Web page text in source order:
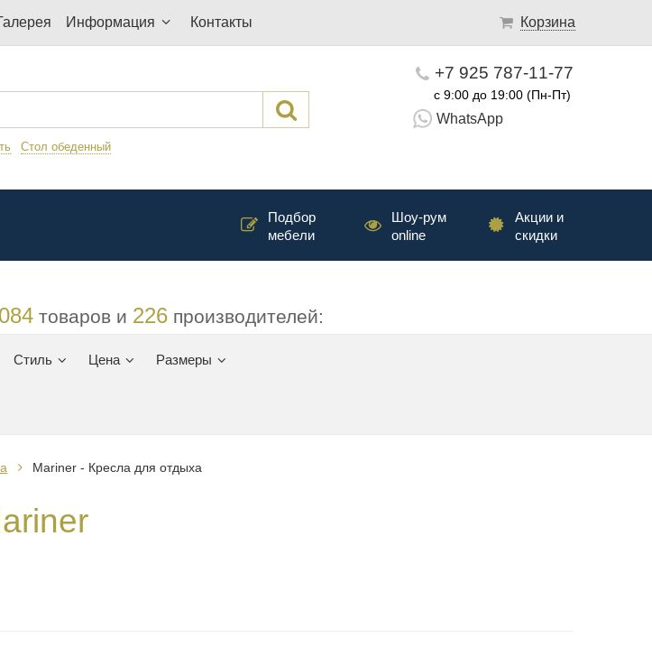
Информация Контакты Корзина
Стол обеденный
+7 925 787-11-77
с 9:00 до 19:00 (Пн-Пт)
WhatsApp
Акции и
скидки
Шоу-рум
online
Подбор
мебели
товаров и 226производителей:
Стиль Цена Размеры
Mariner - Кресла для отдыха